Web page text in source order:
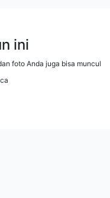
ini
foto Anda juga bisa muncul